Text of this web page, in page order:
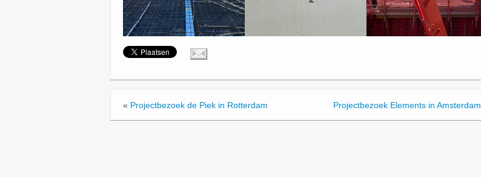
« Projectbezoek de Piek in Rotterdam Projectbezoek Elements in Amsterdam